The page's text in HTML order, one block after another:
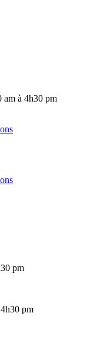
am à 4h30 pm
pm
pm